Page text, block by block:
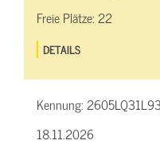
Freie Plätze:22
DETAILS
Kennung:2605LQ31L93
18.11.2026